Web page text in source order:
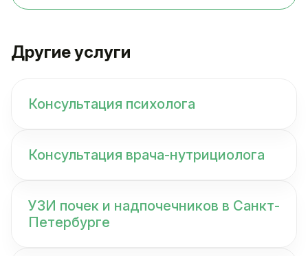
Другие услуги
Консультация психолога
Консультация врача-нутрициолога
УЗИ почек и надпочечников в Санкт-
Петербурге